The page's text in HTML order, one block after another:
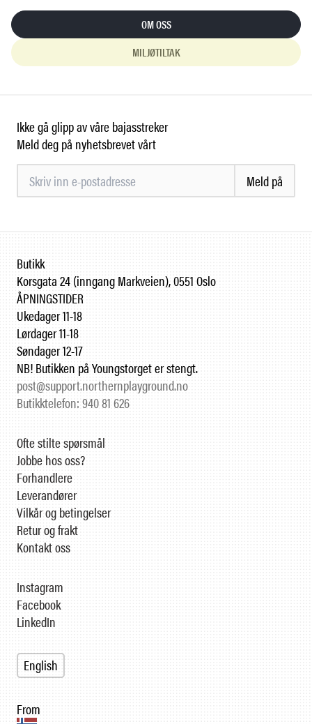
OM OSS
MILJØTILTAK
Ikke gå glipp av våre bajasstreker
Meld deg på nyhetsbrevet vårt
Meld på
Butikk
Korsgata 24 (inngang Markveien), 0551 Oslo
ÅPNINGSTIDER
Ukedager 11-18
Lørdager 11-18
Søndager 12-17
NB! Butikken på Youngstorget er stengt.
post@support.northernplayground.no
Butikktelefon: 940 81 626
Ofte stilte spørsmål
Jobbe hos oss?
Forhandlere
Leverandører
Vilkår og betingelser
Retur og frakt
Kontakt oss
From
Instagram
Facebook
LinkedIn
English